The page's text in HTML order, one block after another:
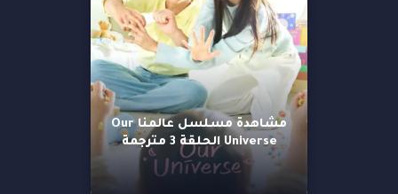
مشاهدة مسلسل عالمنا Our
Universe الحلقة 3 مترجمة